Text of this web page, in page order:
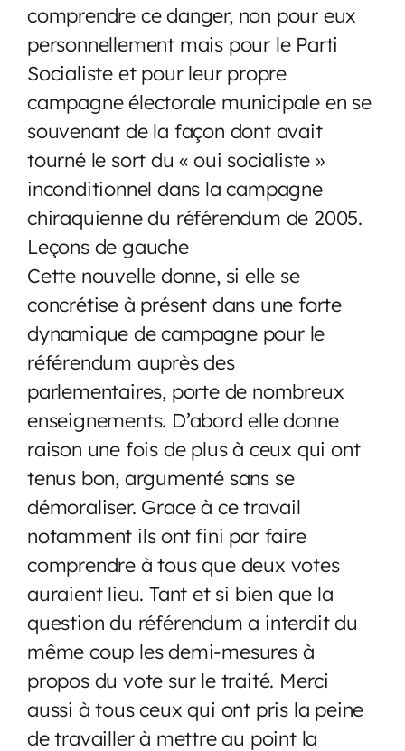
comprendre ce danger, non pour eux
personnellement mais pour le Parti
Socialiste et pour leur propre
campagne électorale municipale en se
souvenant de la façon dont avait
tourné le sort du « oui socialiste »
inconditionnel dans la campagne
chiraquienne du référendum de 2005.
Leçons de gauche
Cette nouvelle donne, si elle se
concrétise à présent dans une forte
dynamique de campagne pour le
référendum auprès des
parlementaires, porte de nombreux
enseignements. D’abord elle donne
raison une fois de plus à ceux qui ont
tenus bon, argumenté sans se
démoraliser. Grace à ce travail
notamment ils ont fini par faire
comprendre à tous que deux votes
auraient lieu. Tant et si bien que la
question du référendum a interdit du
même coup les demi-mesures à
propos du vote sur le traité. Merci
aussi à tous ceux qui ont pris la peine
de travailler à mettre au point la